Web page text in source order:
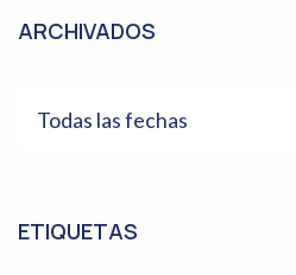
ARCHIVADOS
ETIQUETAS